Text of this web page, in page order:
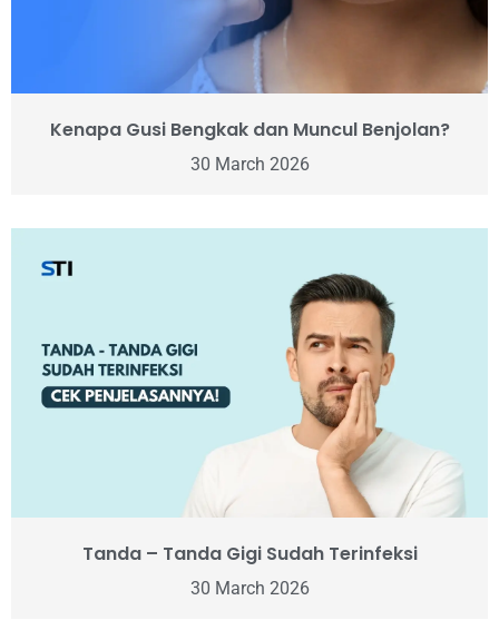
Kenapa Gusi Bengkak dan Muncul Benjolan?
30 March 2026
Tanda – Tanda Gigi Sudah Terinfeksi
30 March 2026